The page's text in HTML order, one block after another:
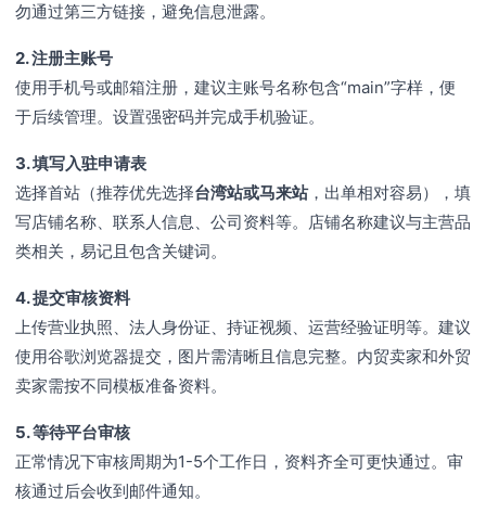
勿通过第三方链接，避免信息泄露。
2. 注册主账号
使用手机号或邮箱注册，建议主账号名称包含“main”字样，便
于后续管理。设置强密码并完成手机验证。
3. 填写入驻申请表
选择首站（推荐优先选择台湾站或马来站，出单相对容易），填
写店铺名称、联系人信息、公司资料等。店铺名称建议与主营品
类相关，易记且包含关键词。
4. 提交审核资料
上传营业执照、法人身份证、持证视频、运营经验证明等。建议
使用谷歌浏览器提交，图片需清晰且信息完整。内贸卖家和外贸
卖家需按不同模板准备资料。
5. 等待平台审核
正常情况下审核周期为1-5个工作日，资料齐全可更快通过。审
核通过后会收到邮件通知。